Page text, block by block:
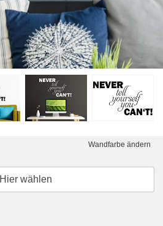
Wandfarbe ändern
Hier wählen